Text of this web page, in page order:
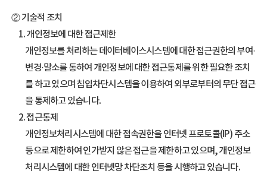
② 기술적 조치
1. 개인정보에 대한 접근제한
개인정보를 처리하는 데이터베이스시스템에 대한 접근권한의 부여·
변경·말소를 통하여 개인정보에 대한 접근통제를 위한 필요한 조치
를 하고 있으며 침입차단시스템을 이용하여 외부로부터의 무단 접근
을 통제하고 있습니다.
2. 접근통제
개인정보처리시스템에 대한 접속권한을 인터넷 프로토콜(IP) 주소
등으로 제한하여 인가받지 않은 접근을 제한하고 있으며, 개인정보
처리시스템에 대한 인터넷망 차단조치 등을 시행하고 있습니다.